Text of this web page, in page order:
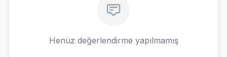
Henüz değerlendirme yapılmamış